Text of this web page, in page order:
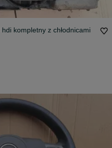
kompletny z chłodnicami